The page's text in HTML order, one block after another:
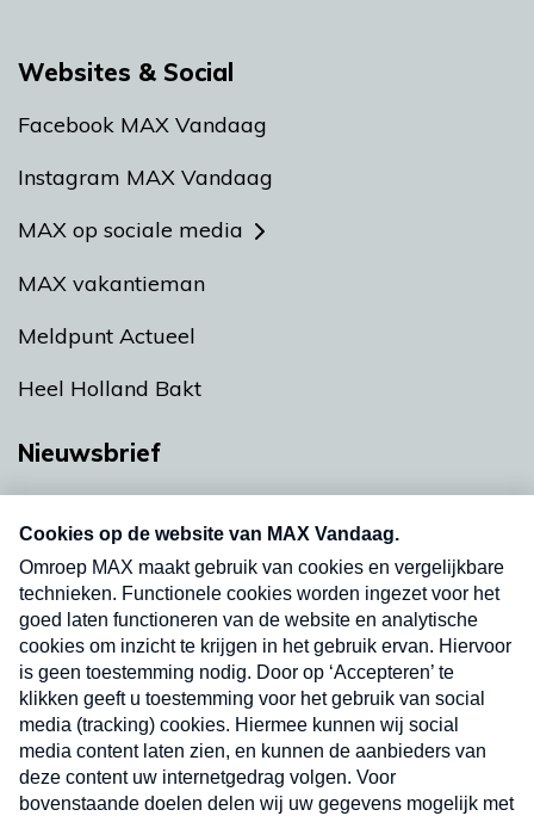
Websites & Social
Facebook MAX Vandaag
Instagram MAX Vandaag
MAX op sociale media
MAX vakantieman
Meldpunt Actueel
Heel Holland Bakt
Nieuwsbrief
nieuwsbrief. Elke vrijdag- en dinsdagochtend in
uw mailbox.
Verzend